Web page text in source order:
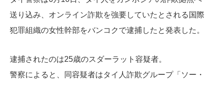
送り込み、オンライン詐欺を強要していたとされる国際
犯罪組織の女性幹部をバンコクで逮捕したと発表した。
逮捕されたのは25歳のスダーラット容疑者。
警察によると、同容疑者はタイ人詐欺グループ「ソー・